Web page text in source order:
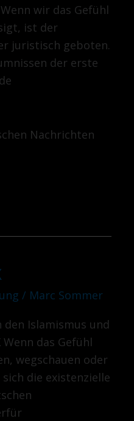
wir das Gefühl
ist der
juristisch geboten.
der erste
Nachrichten
/ Marc Sommer
den Islamismus und
das Gefühl
wegschauen oder
die existenzielle